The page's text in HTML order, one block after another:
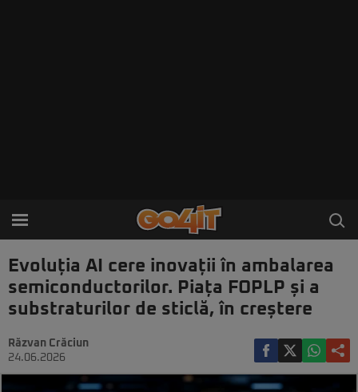
Evoluția AI cere inovații în ambalarea
semiconductorilor. Piața FOPLP și a
substraturilor de sticlă, în creștere
Răzvan Crăciun
24.06.2026